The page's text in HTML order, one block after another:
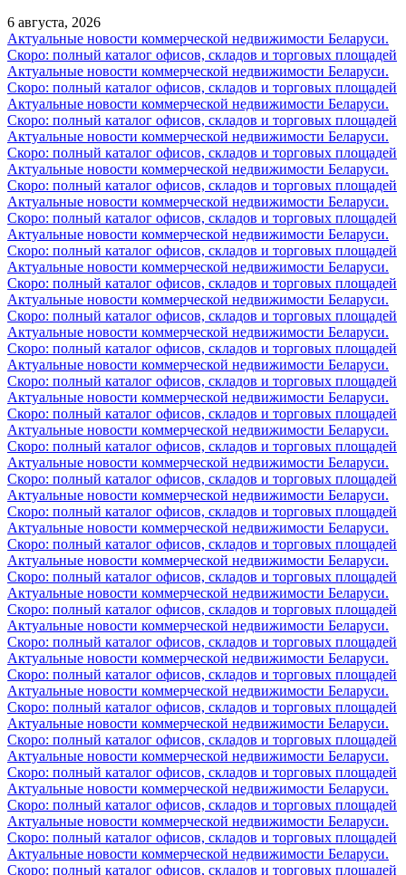
6 августа, 2026
Актуальные новости коммерческой недвижимости Беларуси.
Скоро: полный каталог офисов, складов и торговых площадей
Актуальные новости коммерческой недвижимости Беларуси.
Скоро: полный каталог офисов, складов и торговых площадей
Актуальные новости коммерческой недвижимости Беларуси.
Скоро: полный каталог офисов, складов и торговых площадей
Актуальные новости коммерческой недвижимости Беларуси.
Скоро: полный каталог офисов, складов и торговых площадей
Актуальные новости коммерческой недвижимости Беларуси.
Скоро: полный каталог офисов, складов и торговых площадей
Актуальные новости коммерческой недвижимости Беларуси.
Скоро: полный каталог офисов, складов и торговых площадей
Актуальные новости коммерческой недвижимости Беларуси.
Скоро: полный каталог офисов, складов и торговых площадей
Актуальные новости коммерческой недвижимости Беларуси.
Скоро: полный каталог офисов, складов и торговых площадей
Актуальные новости коммерческой недвижимости Беларуси.
Скоро: полный каталог офисов, складов и торговых площадей
Актуальные новости коммерческой недвижимости Беларуси.
Скоро: полный каталог офисов, складов и торговых площадей
Актуальные новости коммерческой недвижимости Беларуси.
Скоро: полный каталог офисов, складов и торговых площадей
Актуальные новости коммерческой недвижимости Беларуси.
Скоро: полный каталог офисов, складов и торговых площадей
Актуальные новости коммерческой недвижимости Беларуси.
Скоро: полный каталог офисов, складов и торговых площадей
Актуальные новости коммерческой недвижимости Беларуси.
Скоро: полный каталог офисов, складов и торговых площадей
Актуальные новости коммерческой недвижимости Беларуси.
Скоро: полный каталог офисов, складов и торговых площадей
Актуальные новости коммерческой недвижимости Беларуси.
Скоро: полный каталог офисов, складов и торговых площадей
Актуальные новости коммерческой недвижимости Беларуси.
Скоро: полный каталог офисов, складов и торговых площадей
Актуальные новости коммерческой недвижимости Беларуси.
Скоро: полный каталог офисов, складов и торговых площадей
Актуальные новости коммерческой недвижимости Беларуси.
Скоро: полный каталог офисов, складов и торговых площадей
Актуальные новости коммерческой недвижимости Беларуси.
Скоро: полный каталог офисов, складов и торговых площадей
Актуальные новости коммерческой недвижимости Беларуси.
Скоро: полный каталог офисов, складов и торговых площадей
Актуальные новости коммерческой недвижимости Беларуси.
Скоро: полный каталог офисов, складов и торговых площадей
Актуальные новости коммерческой недвижимости Беларуси.
Скоро: полный каталог офисов, складов и торговых площадей
Актуальные новости коммерческой недвижимости Беларуси.
Скоро: полный каталог офисов, складов и торговых площадей
Актуальные новости коммерческой недвижимости Беларуси.
Скоро: полный каталог офисов, складов и торговых площадей
Актуальные новости коммерческой недвижимости Беларуси.
Скоро: полный каталог офисов, складов и торговых площадей